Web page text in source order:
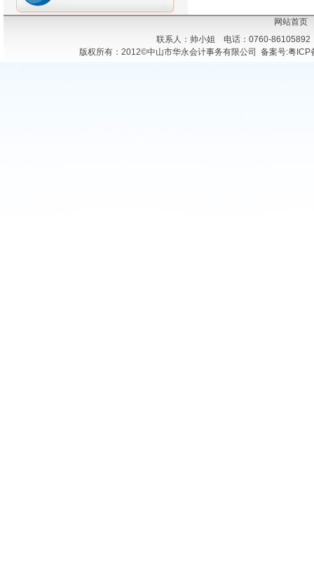
网站首页
联系人：帅小姐 电话：0760-
版权所有：2012©中山市华永会计事务有限公司 备案号:粤